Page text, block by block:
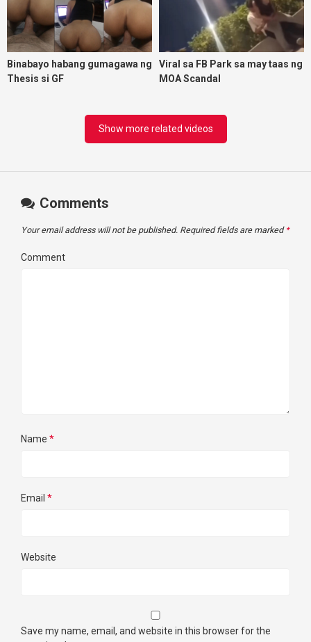
Binabayo habang gumagawa ng
Thesis si GF
Viral sa FB Park sa may taas ng
MOA Scandal
Show more related videos
Comments
Your email address will not be published. Required fields are marked *
Comment
Name *
Email *
Website
Save my name, email, and website in this browser for the